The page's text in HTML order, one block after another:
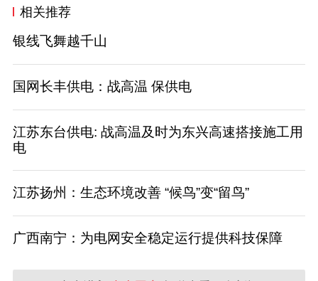
相关推荐
银线飞舞越千山
国网长丰供电：战高温 保供电
江苏东台供电: 战高温及时为东兴高速搭接施工用
电
江苏扬州：生态环境改善 “候鸟”变“留鸟”
广西南宁：为电网安全稳定运行提供科技保障